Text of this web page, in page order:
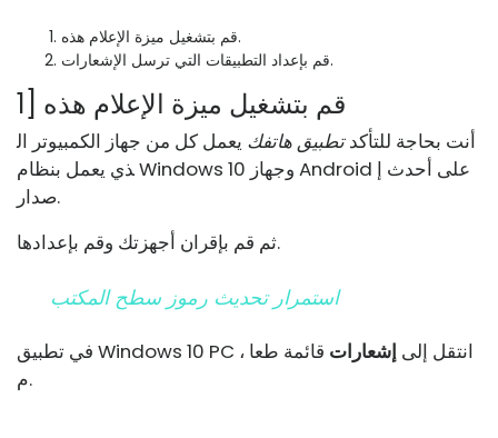
قم بتشغيل ميزة الإعلام هذه.
قم بإعداد التطبيقات التي ترسل الإشعارات.
1] قم بتشغيل ميزة الإعلام هذه
أنت بحاجة للتأكدتطبيق هاتفك يعمل كل من جهاز الكمبيوتر ال
ذي يعمل بنظام Windows 10 وجهاز Android على أحدث إ
صدار.
ثم قم بإقران أجهزتك وقم بإعدادها.
استمرار تحديث رموز سطح المكتب
في تطبيق Windows 10 PC ، انتقل إلى إشعارات قائمة طعا
م.